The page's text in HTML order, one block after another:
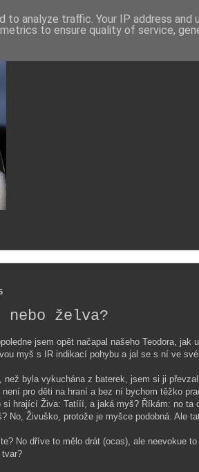
nebo želva?
jsem opět načapal našeho Teodora, jak
myš s IR indikací pohybu a jal se s ní ve
než byla vykuchána z baterek, jsem si ji
pro děti na hraní a bez ní bychom těžko
si hrající Živa: Tatííí, a jaká myš? Říkám: no ta
No, Živuško, protože je myšce podobná. Ale
No dříve to mělo drát (ocas), ale neevokue
tvar?
analyze traffic. Your IP address and
to ensure quality of service,